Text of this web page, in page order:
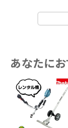
あなたに